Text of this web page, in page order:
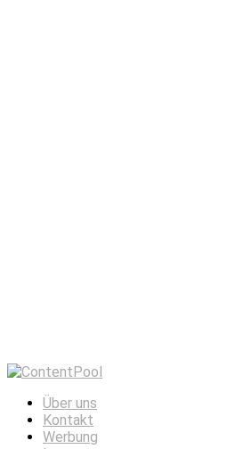
Über uns
Kontakt
Werbung